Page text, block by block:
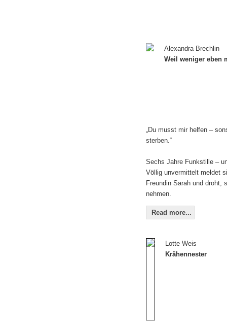
Alexandra Brechlin
Weil weniger eben
„Du musst mir helfen –
sterben.“
Sechs Jahre Funkstille –
Völlig unvermittelt meldet
Freundin Sarah und droht,
nehmen.
Read more...
Lotte Weis
Krähennester